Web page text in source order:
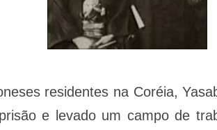
residentes na Coréia,
e levado um campo de